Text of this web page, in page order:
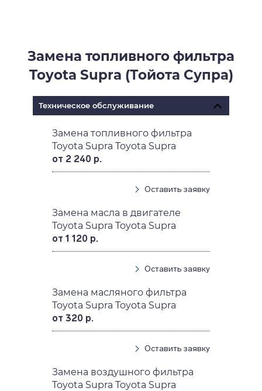
Замена топливного фильтра
Toyota Supra (Тойота Супра)
Техническое обслуживание
Замена топливного фильтра
Toyota Supra Toyota Supra
от 2 240 р.
Оставить заявку
Замена масла в двигателе
Toyota Supra Toyota Supra
от 1 120 р.
Оставить заявку
Замена масляного фильтра
Toyota Supra Toyota Supra
от 320 р.
Оставить заявку
Замена воздушного фильтра
Toyota Supra Toyota Supra